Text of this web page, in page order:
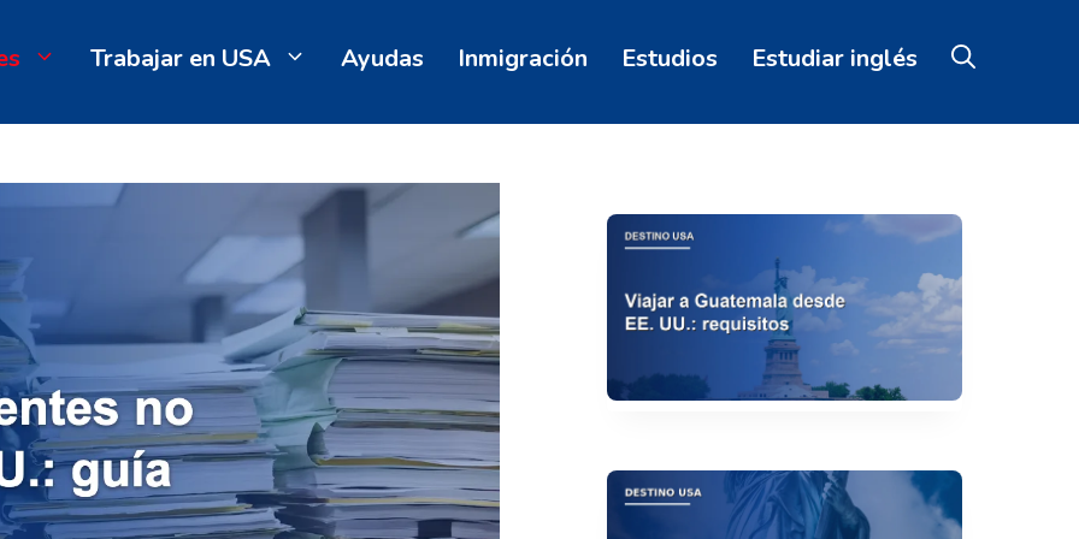
Trabajar en USA Ayudas Inmigración Estudios Estudiar inglés